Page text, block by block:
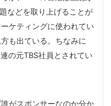
などを取り上げることが
ケティングに使われてい
も出ている。ちなみに
の元TBS社員とされてい
がスポンサーなのか分か